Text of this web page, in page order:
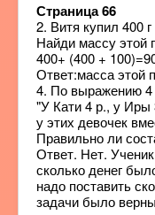
Страница 66
2. Витя купил 400
Найди массу этой
400+ (400 +
Ответ:масса этой
4. По выражению 4
"У Кати 4 р., у Иры
у этих девочек
Правильно ли
Ответ. Нет.
сколько денег
надо поставить
задачи было